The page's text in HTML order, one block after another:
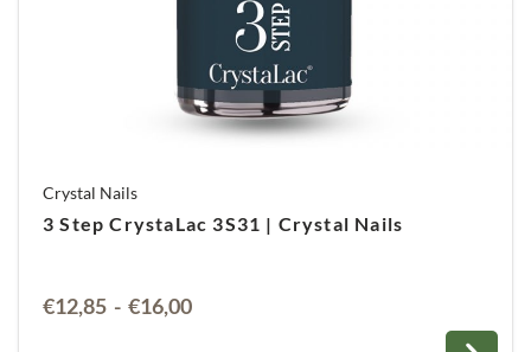
Crystal Nails
3 Step CrystaLac 3S31 | Crystal Nails
€12,85 - €16,00Prijsklasse: